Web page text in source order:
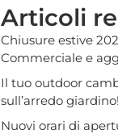
Articoli
Chiusure estive
Commerciale e
Il tuo outdoor
sull’arredo giardino!
Nuovi orari di